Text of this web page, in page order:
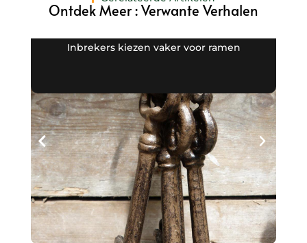
Ontdek Meer : Verwante Verhalen
Inbrekers kiezen vaker voor ramen